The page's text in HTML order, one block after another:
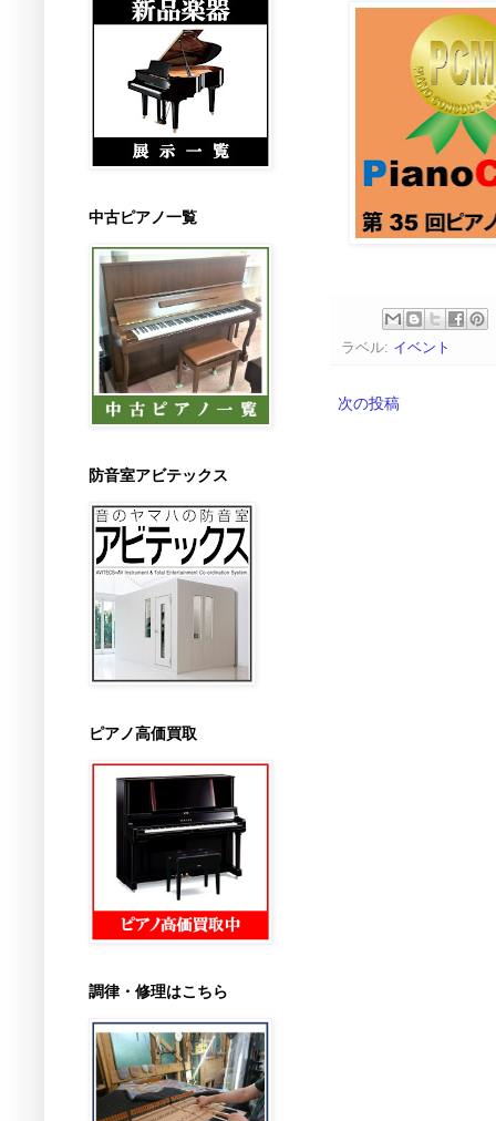
ラベル: イベント
次の投稿
中古ピアノ一覧
防音室アビテックス
ピアノ高価買取
調律・修理はこちら